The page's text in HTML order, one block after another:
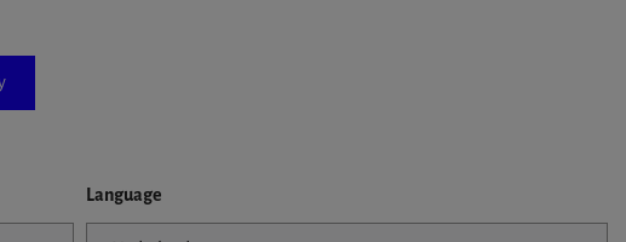
Language